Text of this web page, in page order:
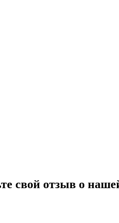
свой отзыв о